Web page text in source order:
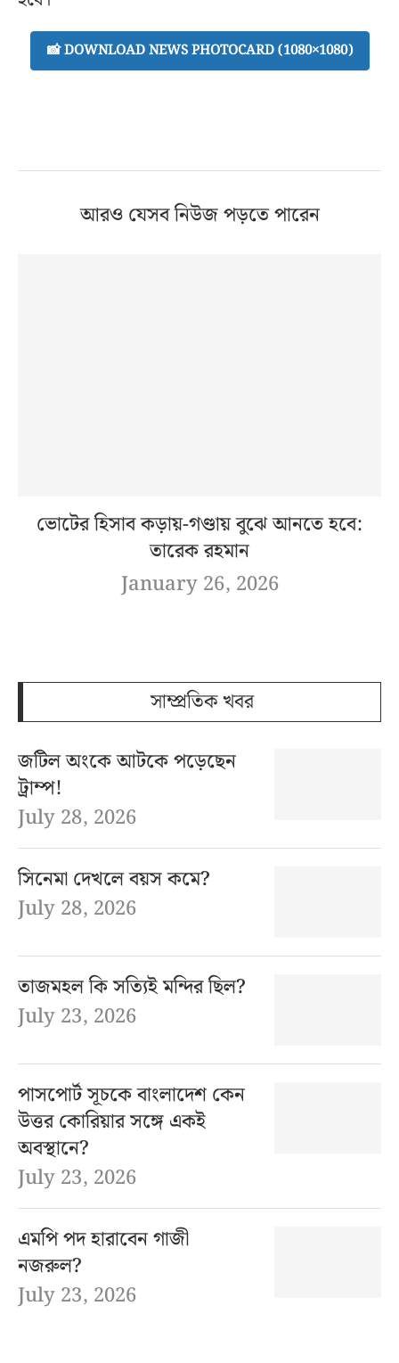
📸 DOWNLOAD NEWS PHOTOCARD (1080×1080)
আরও যেসব নিউজ পড়তে পারেন
ভোটের হিসাব কড়ায়-গণ্ডায় বুঝে আনতে হবে:
তারেক রহমান
January 26, 2026
সাম্প্রতিক খবর
জটিল অংকে আটকে পড়েছেন
ট্রাম্প!
July 28, 2026
সিনেমা দেখলে বয়স কমে?
July 28, 2026
তাজমহল কি সত্যিই মন্দির ছিল?
July 23, 2026
পাসপোর্ট সূচকে বাংলাদেশ কেন
উত্তর কোরিয়ার সঙ্গে একই
অবস্থানে?
July 23, 2026
এমপি পদ হারাবেন গাজী
নজরুল?
July 23, 2026